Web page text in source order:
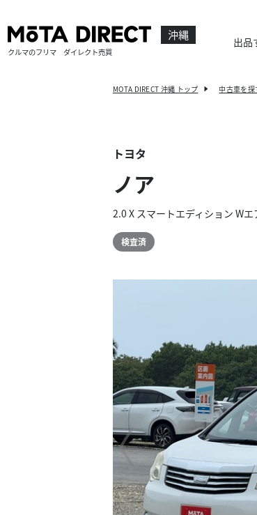
沖縄
クルマのフリマ ダイレクト売買
出品
MOTA DIRECT 沖縄 トップ 中古車を探
トヨタ
ノア
2.0 X スマートエディション W
検査済